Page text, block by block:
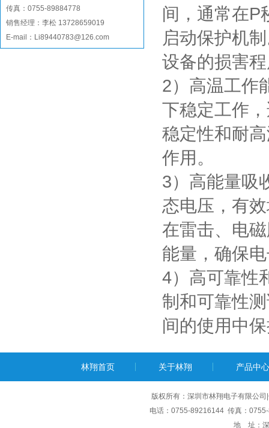
传真：0755-89884778
销售经理：李松 13728659019
E-mail：Li89440783@126.com
间，通常在P
启动保护机
设备的损害
2）高温工作
下稳定工作
稳定性和耐
作用。
3）高能量吸
态电压，有
在雷击、电
能量，确保
4）高可靠性
制和可靠性
间的使用中
林翔首页 关于林翔 产品中心
版权所有：深圳市林翔电子有限公
电话：0755-89216144 传真：
地 址：深